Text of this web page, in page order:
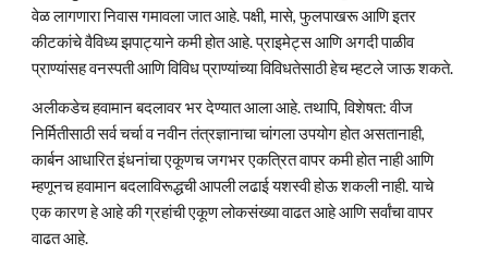
वेळ लागणारा निवास गमावला जात आहे. पक्षी, मासे, फुलपाखरू आणि इतर
कीटकांचे वैविध्य झपाट्याने कमी होत आहे. प्राइमेट्स आणि अगदी पाळीव
प्राण्यांसह वनस्पती आणि विविध प्राण्यांच्या विविधतेसाठी हेच म्हटले जाऊ शकते.
अलीकडेच हवामान बदलावर भर देण्यात आला आहे. तथापि, विशेषत: वीज
निर्मितीसाठी सर्व चर्चा व नवीन तंत्रज्ञानाचा चांगला उपयोग होत असतानाही,
कार्बन आधारित इंधनांचा एकूणच जगभर एकत्रित वापर कमी होत नाही आणि
म्हणूनच हवामान बदलाविरूद्धची आपली लढाई यशस्वी होऊ शकली नाही. याचे
एक कारण हे आहे की ग्रहांची एकूण लोकसंख्या वाढत आहे आणि सर्वांचा वापर
वाढत आहे.